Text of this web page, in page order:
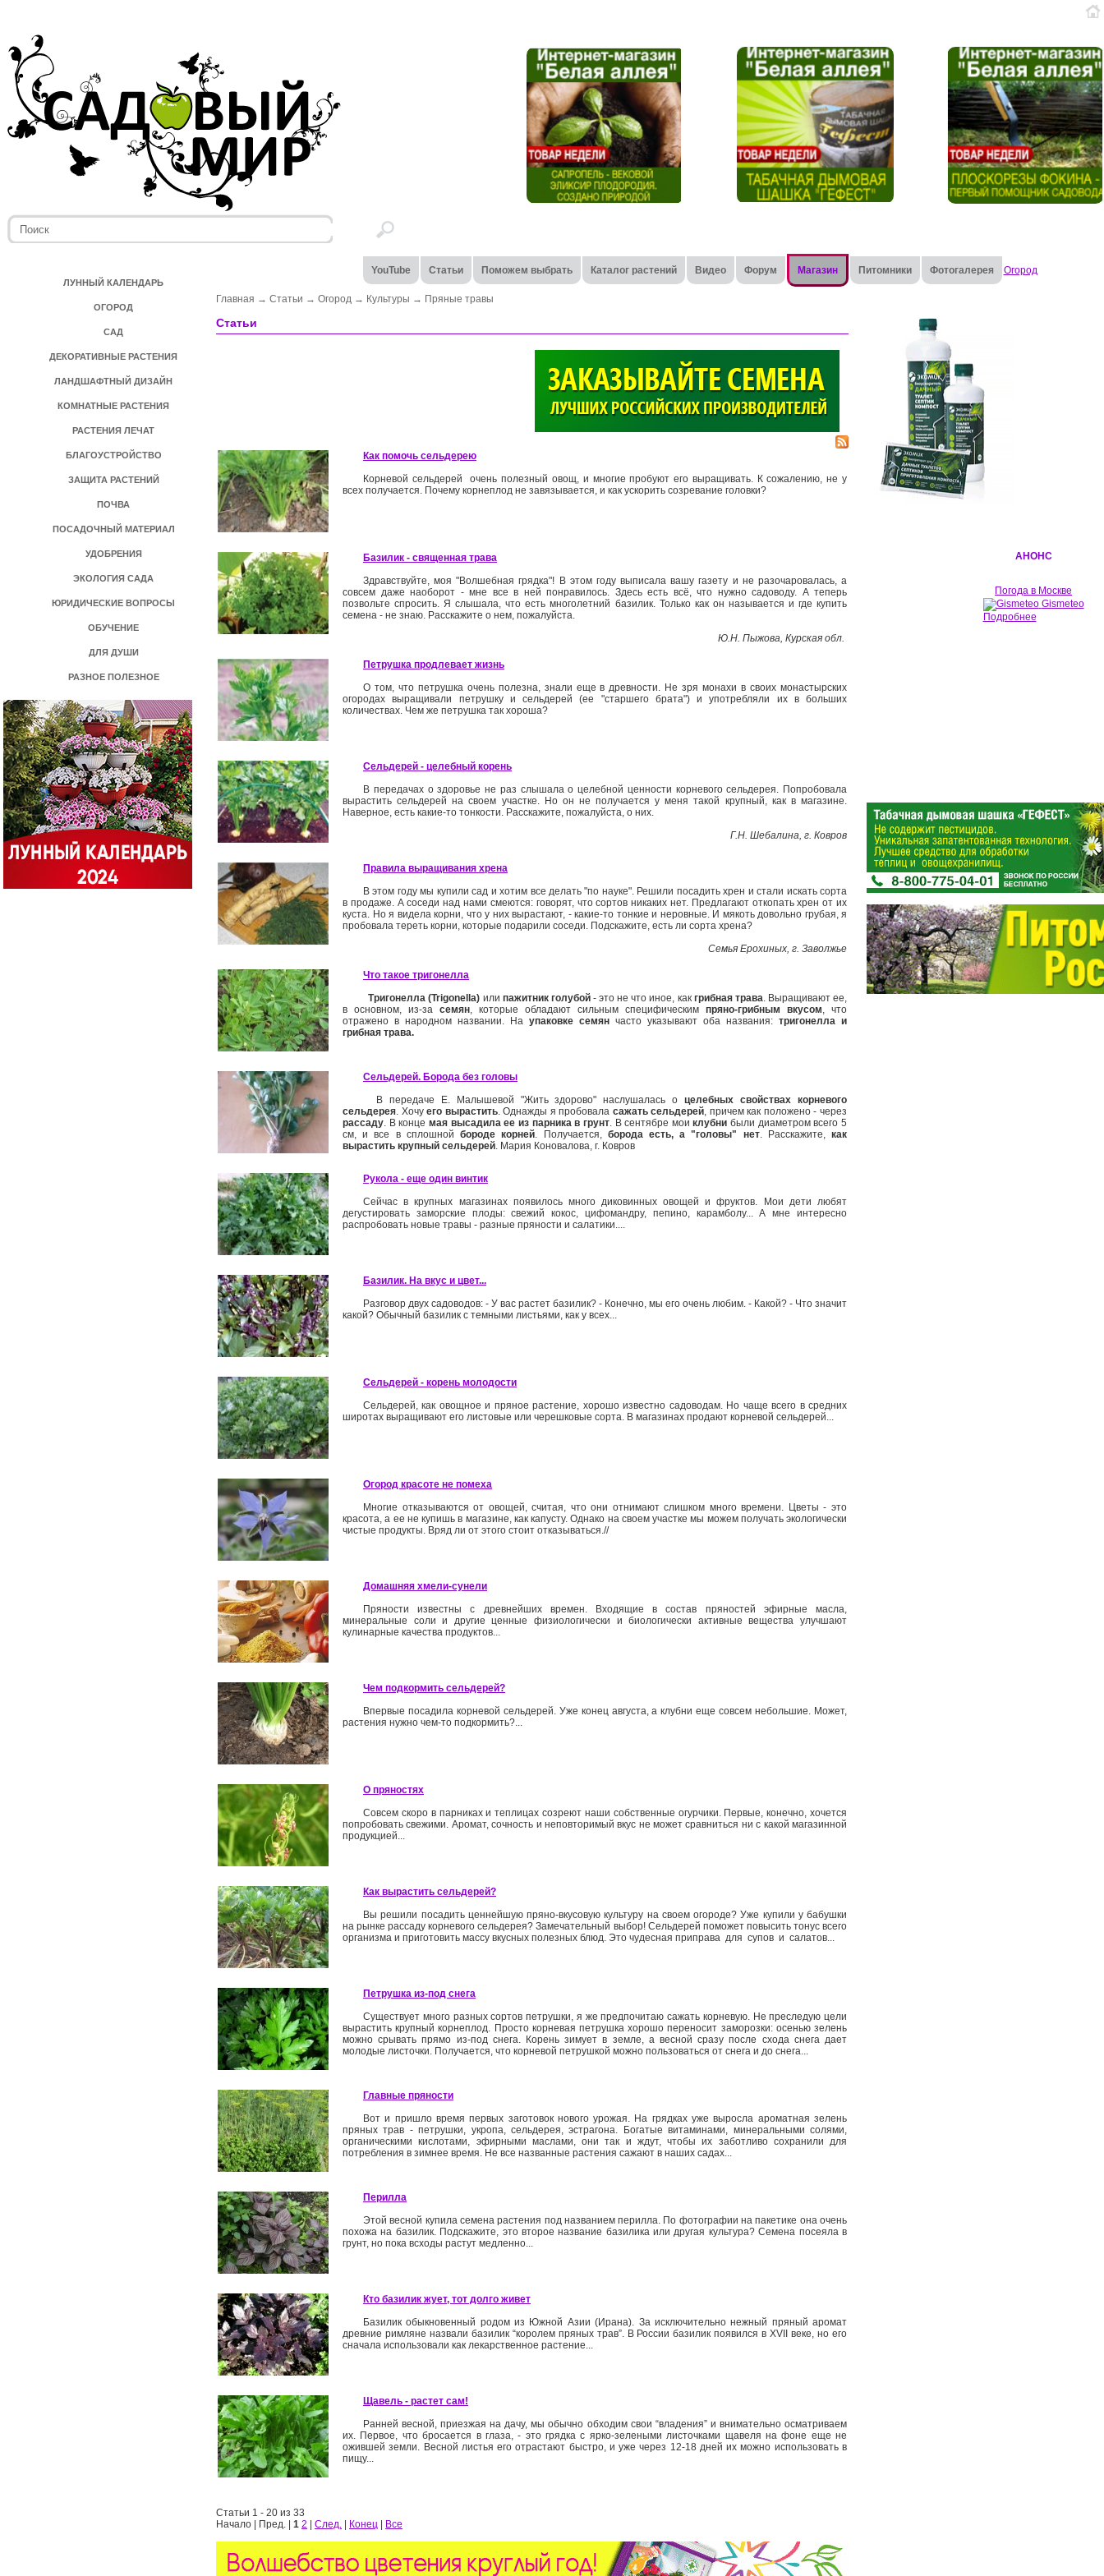
ЛУННЫЙ КАЛЕНДАРЬ
ОГОРОД
САД
ДЕКОРАТИВНЫЕ РАСТЕНИЯ
ЛАНДШАФТНЫЙ ДИЗАЙН
КОМНАТНЫЕ РАСТЕНИЯ
РАСТЕНИЯ ЛЕЧАТ
БЛАГОУСТРОЙСТВО
ЗАЩИТА РАСТЕНИЙ
ПОЧВА
ПОСАДОЧНЫЙ МАТЕРИАЛ
УДОБРЕНИЯ
ЭКОЛОГИЯ САДА
ЮРИДИЧЕСКИЕ ВОПРОСЫ
ОБУЧЕНИЕ
ДЛЯ ДУШИ
РАЗНОЕ ПОЛЕЗНОЕ
YouTube Статьи Поможем выбрать Каталог растений Видео Форум Магазин Питомники Фотогалерея Огород
Главная → Статьи → Огород → Культуры → Пряные травы
Статьи
Как помочь сельдерею
Корневой сельдерей ­ очень полезный овощ, и многие пробуют его выращивать. К сожалению, не у
всех получается. Почему корнеплод не завязывается, и как ускорить созревание головки?
Базилик ­- священная трава
Здравствуйте, моя "Волшебная грядка"! В этом году выписала вашу газету и не разочаровалась, а
совсем даже наоборот - мне все в ней понравилось. Здесь есть всё, что нужно садоводу. А теперь
позвольте спросить. Я слышала, что есть многолетний базилик. Только как он называется и где купить
семена - не знаю. Расскажите о нем, пожалуйста.
Ю.Н. Пыжова, Курская обл.
Петрушка продлевает жизнь
О том, что петрушка очень полезна, знали еще в древности. Не зря монахи в своих монастырских
огородах выращивали петрушку и сельдерей (ее "старшего брата") и употребляли их в больших
количествах. Чем же петрушка так хороша?
Сельдерей - целебный корень
В передачах о здоровье не раз слышала о целебной ценности корневого сельдерея. Попробовала
вырастить сельдерей на своем участке. Но он не получается у меня такой крупный, как в магазине.
Наверное, есть какие-то тонкости. Расскажите, пожалуйста, о них.
Г.Н. Шебалина, г. Ковров
Правила выращивания хрена
В этом году мы купили сад и хотим все делать "по науке". Решили посадить хрен и стали искать сорта
в продаже. А соседи над нами смеются: говорят, что сортов никаких нет. Предлагают откопать хрен от их
куста. Но я видела корни, что у них вырастают, - какие-то тонкие и неровные. И мякоть довольно грубая, я
пробовала тереть корни, которые подарили соседи. Подскажите, есть ли сорта хрена?
Семья Ерохиных, г. Заволжье
Что такое тригонелла
Тригонелла (Trigonella) или пажитник голубой- это не что иное, как грибная трава. Выращивают ее,
в основном, из-за семян, которые обладают сильным специфическим пряно-грибным вкусом, что
отражено в народном названии. На упаковке семян часто указывают оба названия: тригонелла и
грибная трава.
Сельдерей. Борода без головы
В передаче Е. Малышевой "Жить здорово" наслушалась оцелебных свойствах корневого
сельдерея. Хочуего вырастить. Однажды я пробовала сажать сельдерей, причем как положено - через
рассаду. В конце мая высадила ее из парника в грунт. В сентябре моиклубнибыли диаметром всего 5
см, и все в сплошнойбороде корней. Получается, борода есть, а "головы" нет. Расскажите,как
вырастить крупный сельдерей. Мария Коновалова, г. Ковров
Рукола - еще один винтик
Сейчас в крупных магазинах появилось много диковинных овощей и фруктов. Мои дети любят
дегустировать заморские плоды: свежий кокос, цифомандру, пепино, карамболу... А мне интересно
распробовать новые травы - разные пряности и салатики....
Базилик. На вкус и цвет...
Разговор двух садоводов: - У вас растет базилик? - Конечно, мы его очень любим. - Какой? - Что значит
какой? Обычный базилик с темными листьями, как у всех...
Сельдерей - корень молодости
Сельдерей, как овощное и пряное растение, хорошо известно садоводам. Но чаще всего в средних
широтах выращивают его листовые или черешковые сорта. В магазинах продают корневой сельдерей...
Огород красоте не помеха
Многие отказываются от овощей, считая, что они отнимают слишком много времени. Цветы - это
красота, а ее не купишь в магазине, как капусту. Однако на своем участке мы можем получать экологически
чистые продукты. Вряд ли от этого стоит отказываться.//
Домашняя хмели-сунели
Пряности известны с древнейших времен. Входящие в состав пряностей эфирные масла,
минеральные соли и другие ценные физиологически и биологически активные вещества улучшают
кулинарные качества продуктов...
Чем подкормить сельдерей?
Впервые посадила корневой сельдерей. Уже конец августа, а клубни еще совсем небольшие. Может,
растения нужно чем-то подкормить?...
О пряностях
Совсем скоро в парниках и теплицах созреют наши собственные огурчики. Первые, конечно, хочется
попробовать свежими. Аромат, сочность и неповторимый вкус не может сравниться ни с какой магазинной
продукцией...
Как вырастить сельдерей?
Вы решили посадить ценнейшую пряно-вкусовую культуру на своем огороде? Уже купили у бабушки
на рынке рассаду корневого сельдерея? Замечательный выбор! Сельдерей поможет повысить тонус всего
организма и приготовить массу вкусных полезных блюд. Это чудесная приправа для супов и салатов...
Петрушка из-под снега
Существует много разных сортов петрушки, я же предпочитаю сажать корневую. Не преследую цели
вырастить крупный корнеплод. Просто корневая петрушка хорошо переносит заморозки: осенью зелень
можно срывать прямо из-под снега. Корень зимует в земле, а весной сразу после схода снега дает
молодые листочки. Получается, что корневой петрушкой можно пользоваться от снега и до снега...
Главные пряности
Вот и пришло время первых заготовок нового урожая. На грядках уже выросла ароматная зелень
пряных трав - петрушки, укропа, сельдерея, эстрагона. Богатые витаминами, минеральными солями,
органическими кислотами, эфирными маслами, они так и ждут, чтобы их заботливо сохранили для
потребления в зимнее время. Не все названные растения сажают в наших садах...
Перилла
Этой весной купила семена растения под названием перилла. По фотографии на пакетике она очень
похожа на базилик. Подскажите, это второе название базилика или другая культура? Семена посеяла в
грунт, но пока всходы растут медленно...
Кто базилик жует, тот долго живет
Базилик обыкновенный родом из Южной Азии (Ирана). За исключительно нежный пряный аромат
древние римляне назвали базилик “королем пряных трав”. В России базилик появился в XVII веке, но его
сначала использовали как лекарственное растение...
Щавель - растет сам!
Ранней весной, приезжая на дачу, мы обычно обходим свои “владения” и внимательно осматриваем
их. Первое, что бросается в глаза, - это грядка с ярко-зелеными листочками щавеля на фоне еще не
ожившей земли. Весной листья его отрастают быстро, и уже через 12-18 дней их можно использовать в
пищу...
Статьи 1 - 20 из 33
Начало | Пред. | 1 2 След. Конец Все
АНОНС
Погода в Москве
Gismeteo
Подробнее